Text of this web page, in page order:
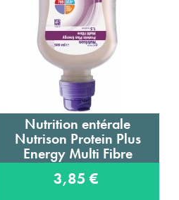
Ajouter au panier
Nutrition entérale
Nutrison Protein Plus
Energy Multi Fibre
3,85 €